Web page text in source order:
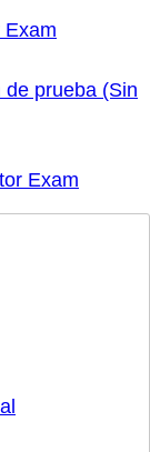
Exam
prueba (Sin
Exam